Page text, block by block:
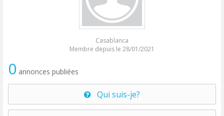
Casablanca
Membre depuis le 28/01/2021
0 annonces publiées
Qui suis-je?